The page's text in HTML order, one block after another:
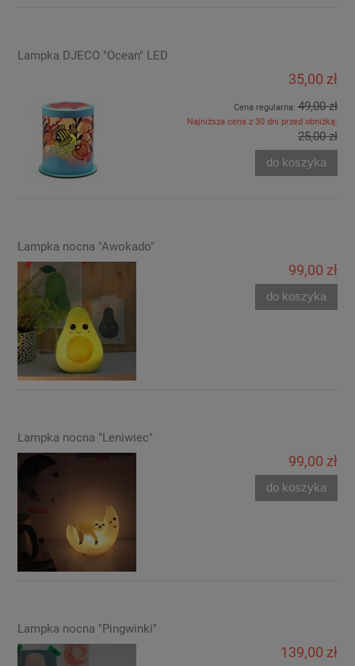
Lampka DJECO "Ocean" LED
35,00 zł
Cena regularna: 49,00 zł
Najniższa cena z 30 dni przed obniżką:
25,00 zł
do koszyka
Lampka nocna "Awokado"
99,00 zł
do koszyka
Lampka nocna "Leniwiec"
99,00 zł
do koszyka
Lampka nocna "Pingwinki"
139,00 zł